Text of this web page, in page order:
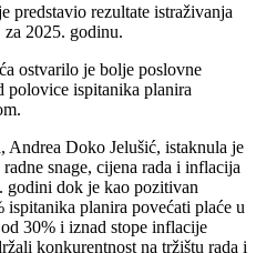
predstavio rezultate istraživanja
2025. godinu.
ostvarilo je bolje poslovne
polovice ispitanika planira
Andrea Doko Jelušić, istaknula je
snage, cijena rada i inflacija
godini dok je kao pozitivan
ispitanika planira povećati plaće u
30% i iznad stope inflacije
konkurentnost na tržištu rada i